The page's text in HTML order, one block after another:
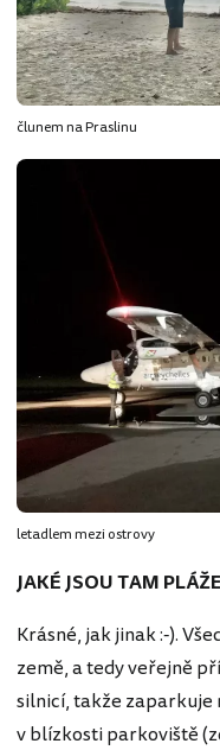
člunem na Praslinu
letadlem mezi ostrovy
JAKÉ JSOU TAM
Krásné, jak jinak :-).
země, a tedy veřejně
silnicí, takže zaparkuje
v blízkosti parkoviště